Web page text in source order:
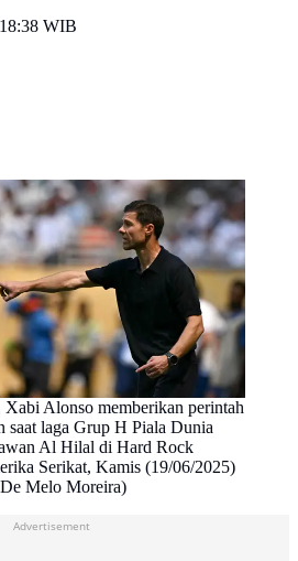
WIB
Alonso memberikan perintah
saat laga Grup H Piala Dunia
Al Hilal di Hard Rock
Serikat, Kamis (19/06/2025)
Melo Moreira)
Advertisement